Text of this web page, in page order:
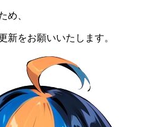
め、
新をお願いいたします。